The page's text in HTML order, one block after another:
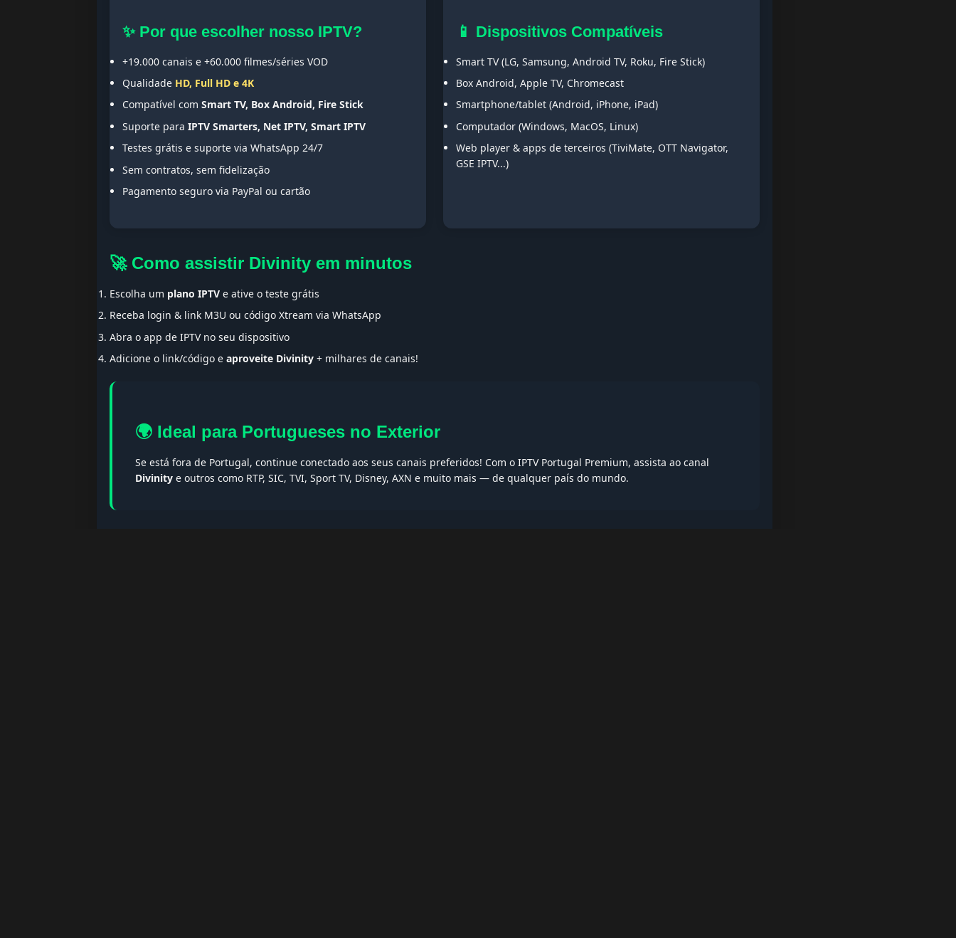
✨ Por que escolher nosso IPTV?
+19.000 canais e +60.000 filmes/séries VOD
Qualidade HD, Full HD e 4K
Compatível com Smart TV, Box Android, Fire Stick
Suporte para IPTV Smarters, Net IPTV, Smart IPTV
Testes grátis e suporte via WhatsApp 24/7
Sem contratos, sem fidelização
Pagamento seguro via PayPal ou cartão
📱 Dispositivos Compatíveis
Smart TV (LG, Samsung, Android TV, Roku, Fire Stick)
Box Android, Apple TV, Chromecast
Smartphone/tablet (Android, iPhone, iPad)
Computador (Windows, MacOS, Linux)
Web player & apps de terceiros (TiviMate, OTT Navigator,
GSE IPTV...)
🚀 Como assistir Divinity em minutos
Escolha um plano IPTV e ative o teste grátis
Receba login & link M3U ou código Xtream via WhatsApp
Abra o app de IPTV no seu dispositivo
Adicione o link/código e aproveite Divinity + milhares de canais!
🌍 Ideal para Portugueses no Exterior
Se está fora de Portugal, continue conectado aos seus canais preferidos! Com o IPTV Portugal Premium, assista ao canal
Divinity e outros como RTP, SIC, TVI, Sport TV, Disney, AXN e muito mais — de qualquer país do mundo.